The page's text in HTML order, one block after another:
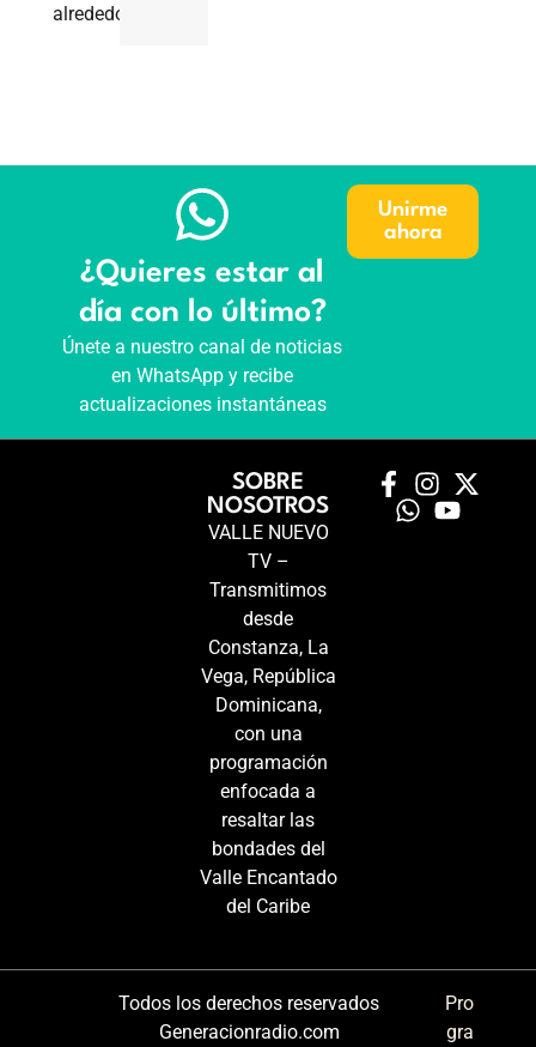
alrededores.
¿Quieres estar al
día con lo último?
Únete a nuestro canal de noticias
en WhatsApp y recibe
actualizaciones instantáneas
Unirme
ahora
SOBRE
NOSOTROS
VALLE NUEVO
TV –
Transmitimos
desde
Constanza, La
Vega, República
Dominicana,
con una
programación
enfocada a
resaltar las
bondades del
Valle Encantado
del Caribe
Todos los derechos reservados
Generacionradio.com
Pro
gra